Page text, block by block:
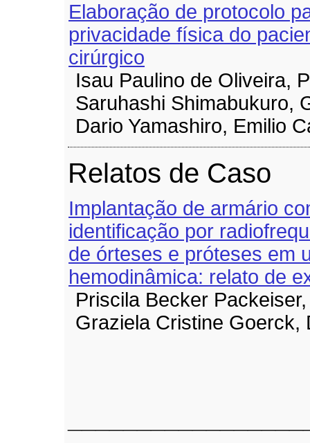
Elaboração de protocolo
privacidade física do
cirúrgico
Isau Paulino de Oliveira,
Saruhashi Shimabukuro,
Dario Yamashiro, Emilio
Relatos de Caso
Implantação de armário
identificação por
de órteses e próteses em
hemodinâmica: relato de
Priscila Becker
Graziela Cristine Goerck,